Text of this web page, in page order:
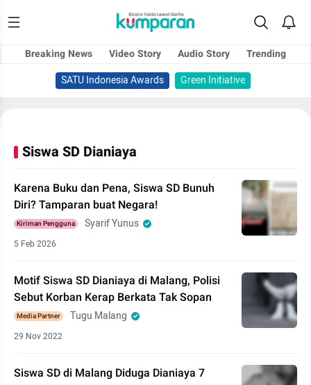
Breaking News Video Story Audio Story
Trending
SATU Indonesia Awards
Green Initiative
Siswa SD Dianiaya
Karena Buku dan Pena, Siswa SD Bunuh
Diri? Tamparan buat Negara!
Kiriman Pengguna Syarif Yunus
5 Feb 2026
Motif Siswa SD Dianiaya di Malang, Polisi
Sebut Korban Kerap Berkata Tak Sopan
Media Partner Tugu Malang
29 Nov 2022
Siswa SD di Malang Diduga Dianiaya 7